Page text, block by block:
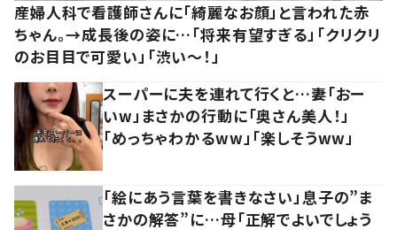
産婦人科で看護師さんに「綺麗なお顔」と言われた赤
ちゃん。→成長後の姿に…「将来有望すぎる」「クリクリ
のお目目で可愛い」「渋い～！」
スーパーに夫を連れて行くと…妻「おー
いw」まさかの行動に「奥さん美人！」
「めっちゃわかるww」「楽しそうww」
「絵にあう言葉を書きなさい」息子の”ま
さかの解答”に…母「正解でよいでしょう